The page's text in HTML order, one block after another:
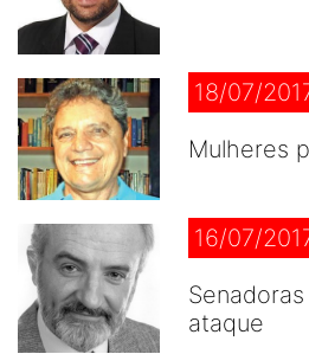
18/07/
Mulheres
16/07/
ataque